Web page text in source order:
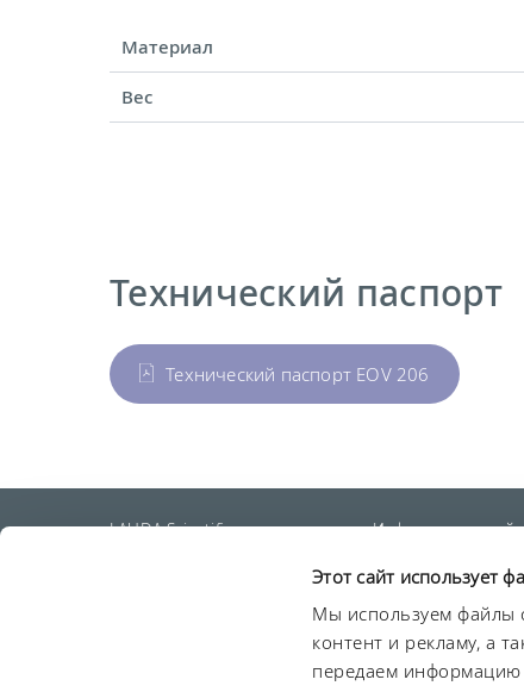
Этот сайт использует
Мы используем файлы
контент и рекламу, а
передаем информацию
Материал
Вес
Технический паспорт
Технический паспорт EOV 206
LAUDA Scientific
Информационный
Условия гарантии